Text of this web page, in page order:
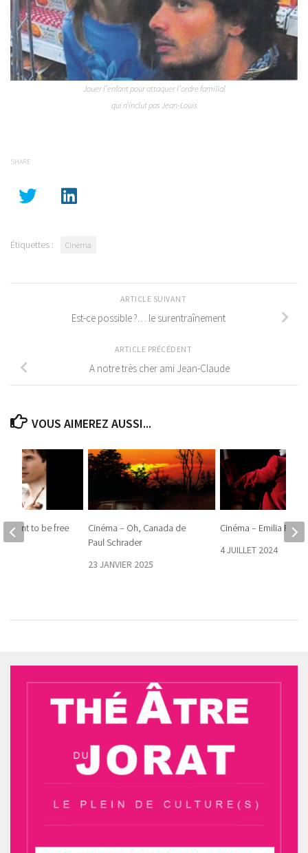
Jouer l’enfant pour attaquer l’ordre familial
qui n’inclut pas Jean-Louis
SHARE
Étiquettes : Cinéma
ARTICLE SUIVANT
Est-ce possible ?… le surentraînement
ARTICLE PRÉCÉDENT
A notre très cher ami Jean-Claude
VOUS AIMEREZ AUSSI...
Cinéma – Oh, Canada de
Paul Schrader
23 JANVIER 2025
Cinéma – Emilia Pérez
4 JUILLET 2024
I want to be free